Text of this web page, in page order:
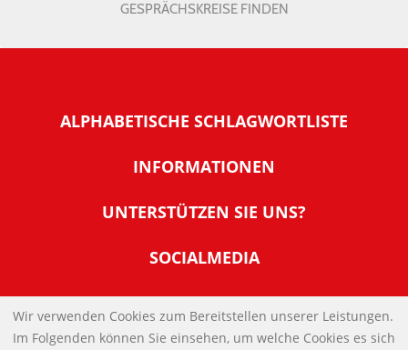
GESPRÄCHSKREISE FINDEN
ALPHABETISCHE SCHLAGWORTLISTE
INFORMATIONEN
Warum NachDenkSeiten
Tipps zur Nutzung der NachDenkSeiten
Banner und E-Mail-Signaturen
Links
UNTERSTÜTZEN SIE UNS?
Werden Sie Fördermitglied
Spenden Sie Online
SOCIALMEDIA
IMPRESSUM
Wir verwenden Cookies zum Bereitstellen unserer Leistungen.
Im Folgenden können Sie einsehen, um welche Cookies es sich